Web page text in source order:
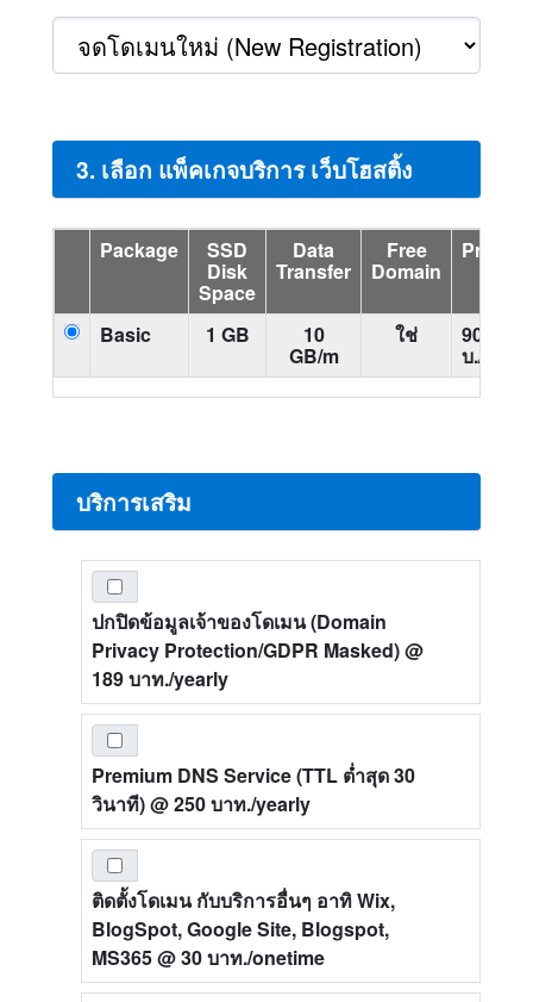
3. เลือก แพ็คเกจบริการ เว็บโฮสติ้ง
Package SSD
Disk
Space
Data
Transfer
Free
Domain
Price
Basic 1 GB 10
GB/m
ใช่ 900
บ./ปี
บริการเสริม
ปกปิดข้อมูลเจ้าของโดเมน (Domain
Privacy Protection/GDPR Masked)@
189 บาท./yearly
Premium DNS Service (TTL ต่ำสุด 30
วินาที)@ 250 บาท./yearly
ติดตั้งโดเมน กับบริการอื่นๆ อาทิ Wix,
BlogSpot, Google Site, Blogspot,
MS365@ 30 บาท./onetime